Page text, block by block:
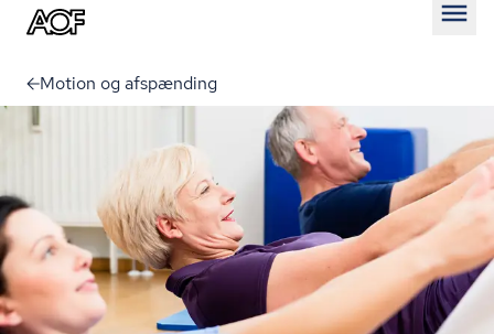
Motion og afspænding